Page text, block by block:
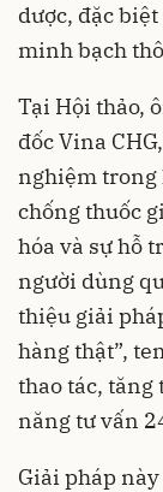
dược, đặc
minh bạch
Tại Hội thảo,
đốc Vina
nghiệm trong
chống thuốc
hóa và sự hỗ
người dùng
thiệu giải
hàng thật”,
thao tác,
năng tư vấn
Giải pháp